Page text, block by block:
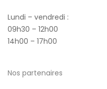
Lundi – vendredi :
09h30 – 12h00
14h00 – 17h00
Nos partenaires